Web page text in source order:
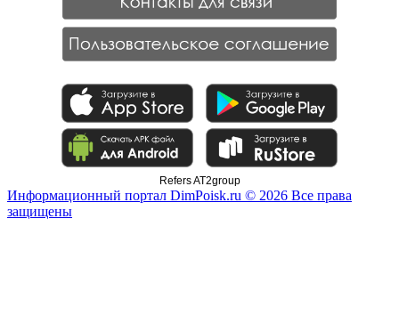
Refers AT2group
Информационный портал DimPoisk.ru © 2026 Все права
защищены